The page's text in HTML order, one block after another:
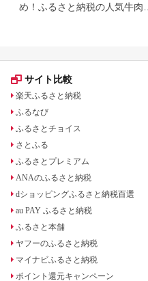
め！ふるさと納税の人気牛肉還
サイト比較
楽天ふるさと納税
ふるなび
ふるさとチョイス
さとふる
ふるさとプレミアム
ANAのふるさと納税
dショッピングふるさと納税百選
au PAY ふるさと納税
ふるさと本舗
ヤフーのふるさと納税
マイナビふるさと納税
ポイント還元キャンペーン